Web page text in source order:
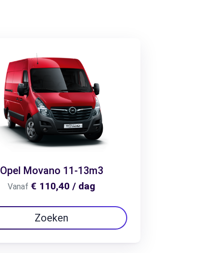
Opel Movano 11-13m3
Vanaf € 110,40 / dag
Zoeken